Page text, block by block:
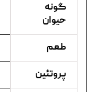
گونه
حیوان
طعم
پروتئین